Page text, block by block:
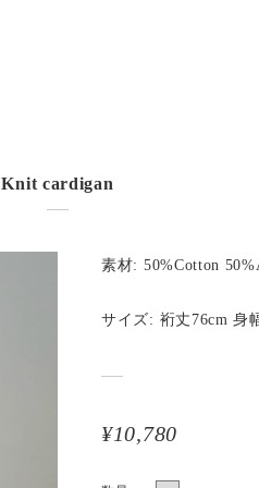
Knit cardigan
素材: 50%Cotton
サイズ: 裄丈76cm 身
¥10,780